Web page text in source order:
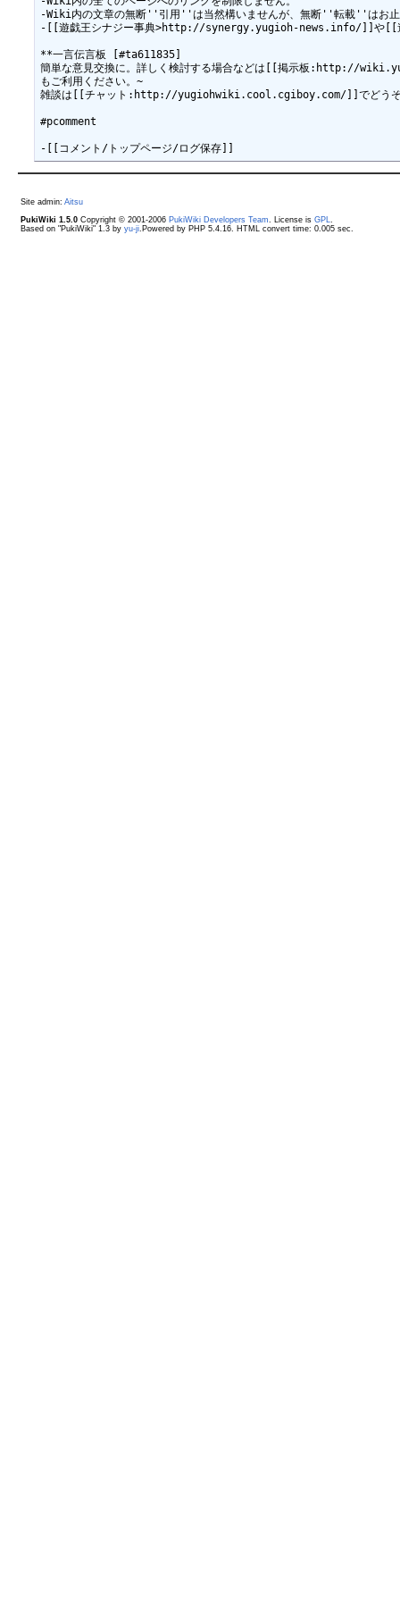
-Wiki内の文章の無断''引用''は当然構いませんが、無断''転載''はお止
-[[遊戯王シナジー事典>http://synergy.yugioh-news.info/]]や[[
**一言伝言板 [#ta611835]
簡単な意見交換に。詳しく検討する場合などは[[掲示板:http://
もご利用ください。~
雑談は[[チャット:http://yugiohwiki.cool.cgiboy.com/]]でどう
#pcomment
Site admin: Aitsu
PukiWiki 1.5.0Copyright © 2001-2006 PukiWiki Developers Team . License is GPL
Based on "PukiWiki" 1.3 by yu-ji.Powered by PHP 5.4.16. HTML convert time: 0.005 sec.